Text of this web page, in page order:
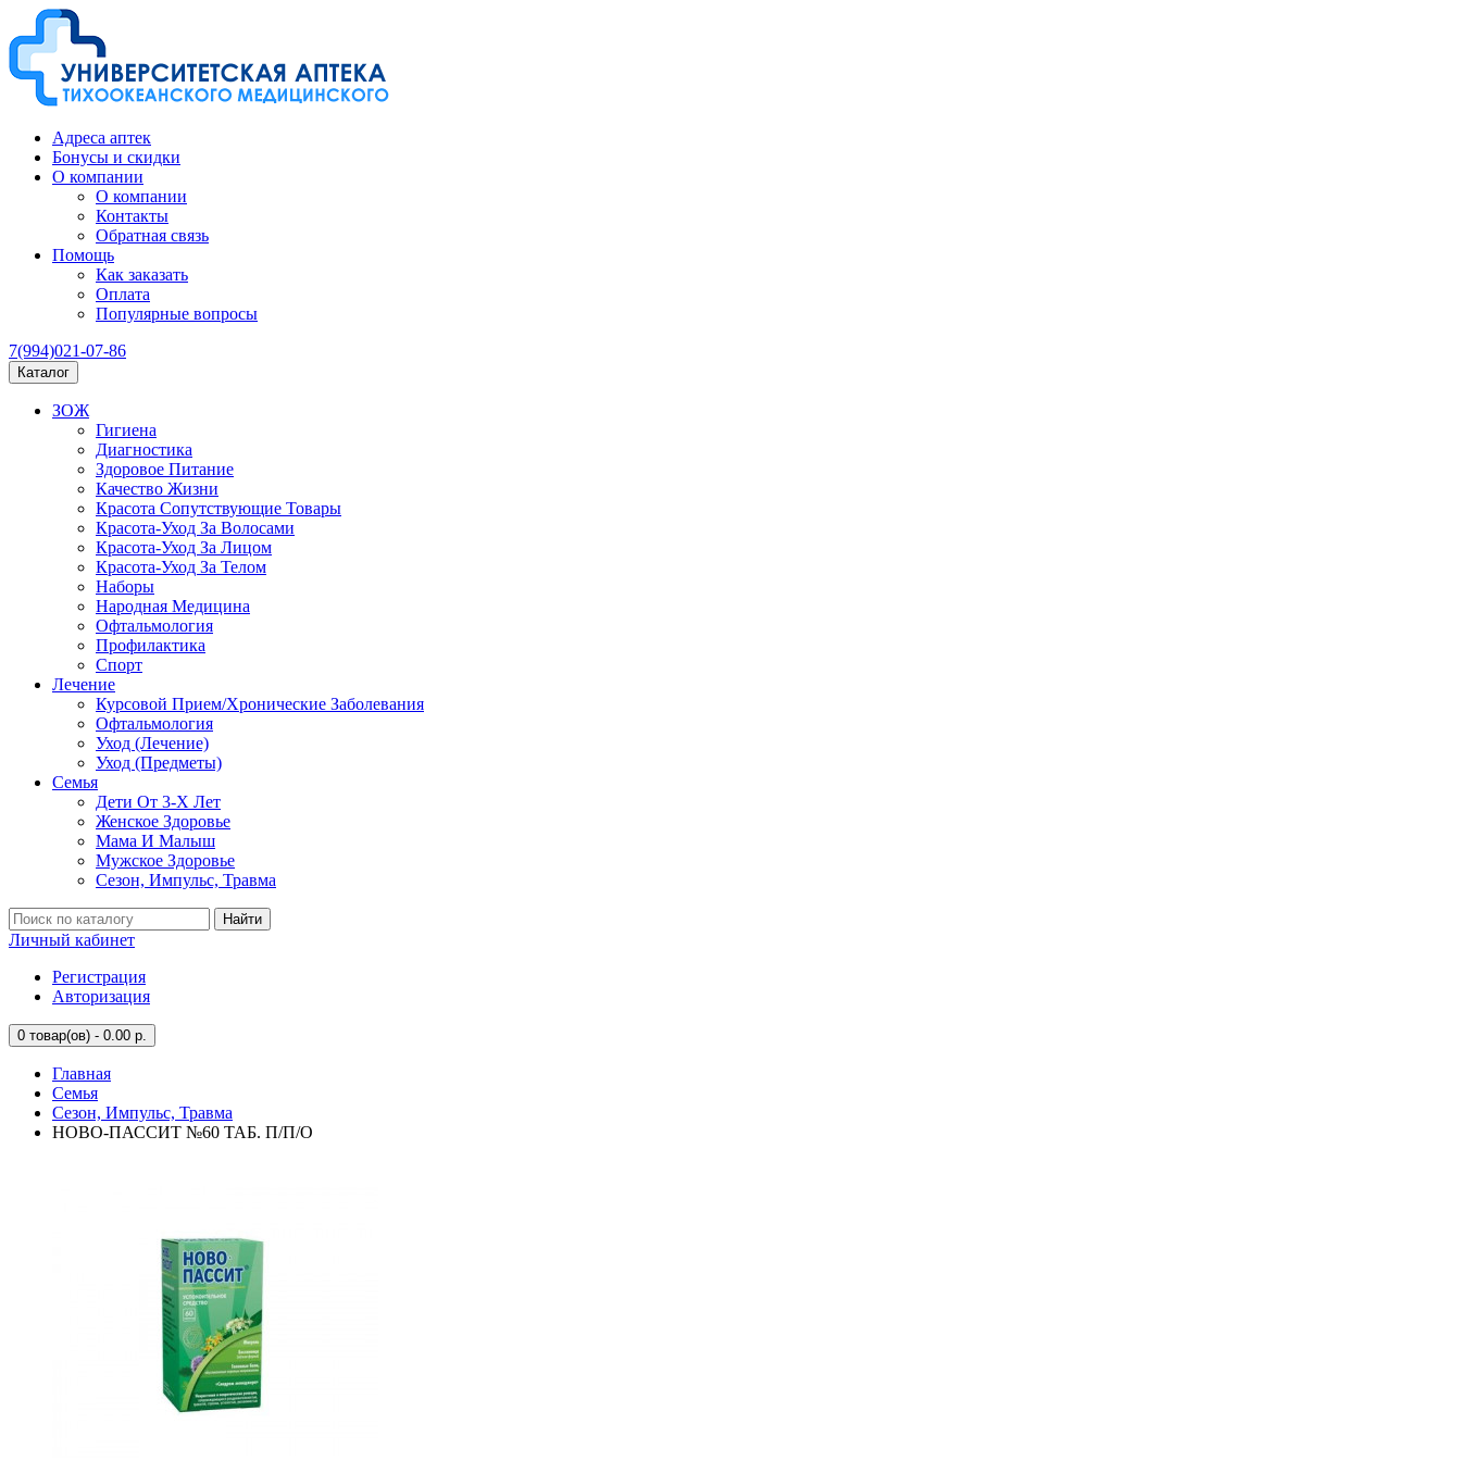
Адреса аптек
Бонусы и скидки
О компании
О компании
Контакты
Обратная связь
Помощь
Как заказать
Оплата
Популярные вопросы
7(994)021-07-86
Каталог
ЗОЖ
Гигиена
Диагностика
Здоровое Питание
Качество Жизни
Красота Сопутствующие Товары
Красота-Уход За Волосами
Красота-Уход За Лицом
Красота-Уход За Телом
Наборы
Народная Медицина
Офтальмология
Профилактика
Спорт
Лечение
Курсовой Прием/Хронические Заболевания
Офтальмология
Уход (Лечение)
Уход (Предметы)
Семья
Дети От 3-Х Лет
Женское Здоровье
Мама И Малыш
Мужское Здоровье
Сезон, Импульс, Травма
Найти
Личный кабинет
Регистрация
Авторизация
0 товар(ов) - 0.00 р.
Главная
Семья
Сезон, Импульс, Травма
НОВО-ПАССИТ №60 ТАБ. П/П/О